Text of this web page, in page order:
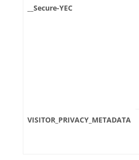
__Secure-YEC
VISITOR_PRIVACY_METADATA